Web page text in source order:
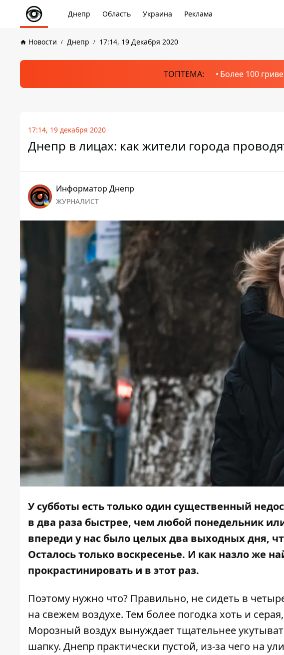
Днепр Область Украина Реклама
Новости Днепр 17:14, 19 Декабря 2020
ТОПТЕМА: Более 100
17:14, 19 декабря 2020
Днепр в лицах: как жители города
Информатор Днепр
ЖУРНАЛИСТ
У субботы есть только один существенный
в два раза быстрее, чем любой понедельник
впереди у нас было целых два выходных дня,
Осталось только воскресенье. И как назло же
прокрастинировать и в этот раз.
Поэтому нужно что? Правильно, не сидеть в
на свежем воздухе. Тем более погодка хоть и
Морозный воздух вынуждает тщательнее
шапку. Днепр практически пустой, из-за чего на